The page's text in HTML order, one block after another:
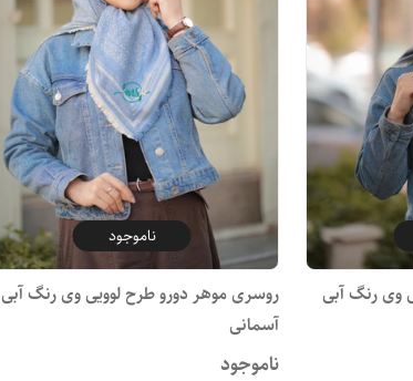
وی رنگ آبی
ناموجود
روسری موهر دورو طرح لوویی وی رنگ آبی
آسمانی
ناموجود